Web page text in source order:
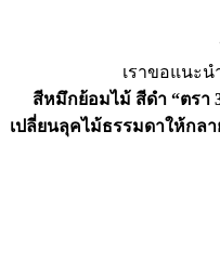
เราขอแนะ
สีหมึกย้อมไม้ สีดำ “ตรา
เปลี่ยนลุคไม้ธรรมดาให้กล